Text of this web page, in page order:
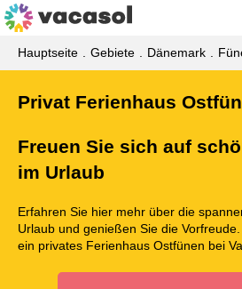
Hauptseite Gebiete Dänemark
Privat Ferienhaus
Freuen Sie sich auf
im Urlaub
Erfahren Sie hier mehr über die
Urlaub und genießen Sie die
ein privates Ferienhaus Ostfünen bei